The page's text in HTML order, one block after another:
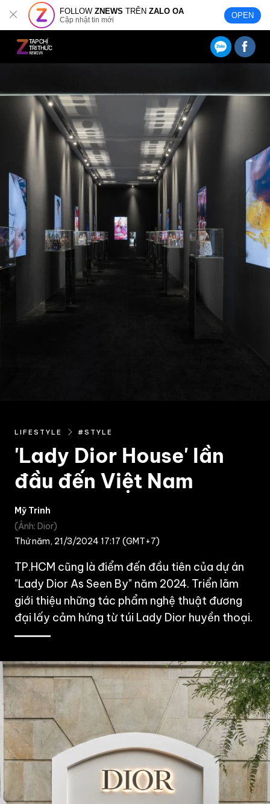
FOLLOWZNEWS TRÊNZALO OA
Cập nhật tin mới OPEN
LIFESTYLE #STYLE
'Lady Dior House' lần
đầu đến Việt Nam
Mỹ Trinh
Ảnh: Dior
Thứ năm, 21/3/2024 17:17 (GMT+7)
TP.HCM cũng là điểm đến đầu tiên của dự án
"Lady Dior As Seen By" năm 2024. Triển lãm
giới thiệu những tác phẩm nghệ thuật đương
đại lấy cảm hứng từ túi Lady Dior huyền thoại.